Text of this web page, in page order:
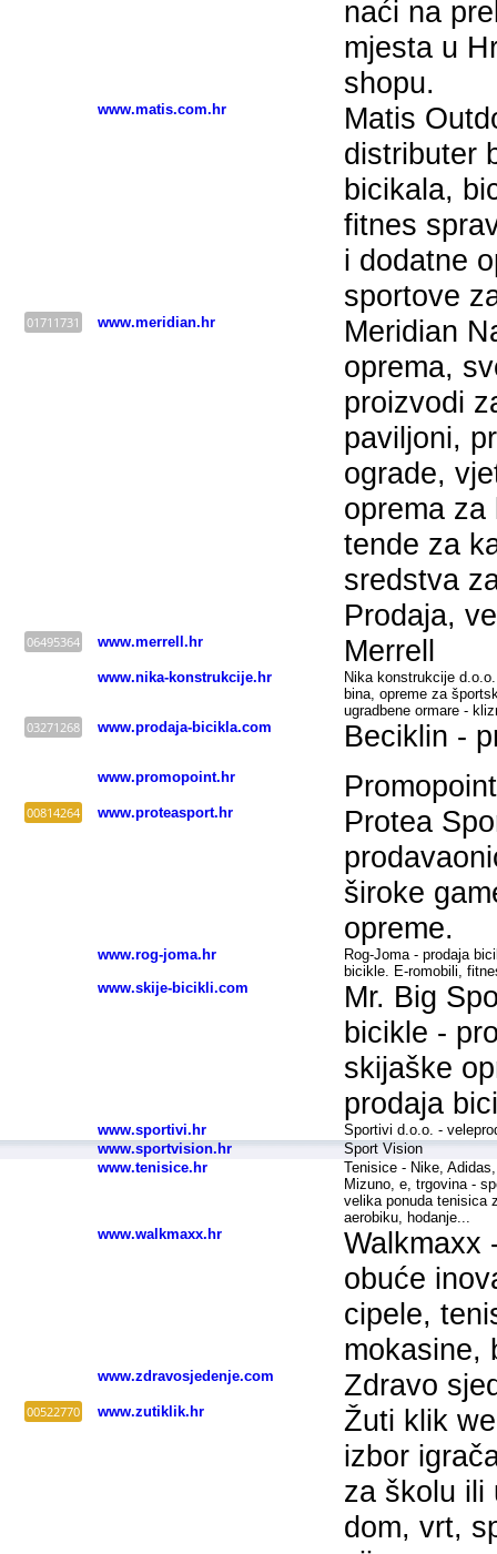
naći na
mjesta u
shopu.
www.matis.com.hr
Matis
distributer
bicikala,
fitnes
i dodatne
sportove
01711731 www.meridian.hr
Meridian
oprema,
proizvodi
paviljoni,
ograde,
oprema
tende za
sredstva
Prodaja,
06495364 www.merrell.hr Merrell
www.nika-konstrukcije.hr
Nika konstrukcije
bina, opreme za
ugradbene ormare -
03271268
www.prodaja-bicikla.com Beciklin -
www.promopoint.hr Promopoint
00814264 www.proteasport.hr
Protea
široke
opreme.
www.rog-joma.hr
Rog-Joma - prodaja
bicikle. E-romobili,
www.skije-bicikli.com
Mr. Big
bicikle -
skijaške
prodaja
www.sportivi.hr
Sportivi d.o.o. -
www.sportvision.hr
Sport Vision
www.tenisice.hr
Tenisice - Nike,
Mizuno, e, trgovina -
velika ponuda tenisica
aerobiku, hodanje...
www.walkmaxx.hr
Walkmaxx
obuće
cipele,
mokasine,
www.zdravosjedenje.com Zdravo
00522770 www.zutiklik.hr
Žuti klik
izbor
za školu ili
dom, vrt,